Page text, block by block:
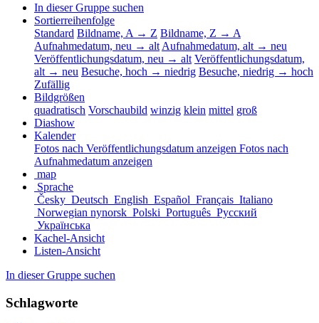
In dieser Gruppe suchen
Sortierreihenfolge
Standard Bildname, A → Z Bildname, Z → A
Aufnahmedatum, neu → alt Aufnahmedatum, alt → neu
Veröffentlichungsdatum, neu → alt Veröffentlichungsdatum,
alt → neu Besuche, hoch → niedrig Besuche, niedrig → hoch
Zufällig
Bildgrößen
quadratisch Vorschaubild winzig klein mittel groß
Diashow
Kalender
Fotos nach Veröffentlichungsdatum anzeigen Fotos nach
Aufnahmedatum anzeigen
map
Sprache
Česky Deutsch English Español Français Italiano
Norwegian nynorsk Polski Português Русский
Українська
Kachel-Ansicht
Listen-Ansicht
In dieser Gruppe suchen
Schlagworte